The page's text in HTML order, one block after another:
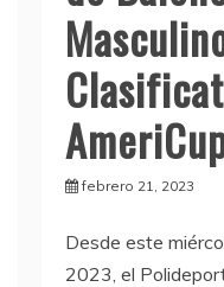
febrero 21, 2023
Desde este
2023, el